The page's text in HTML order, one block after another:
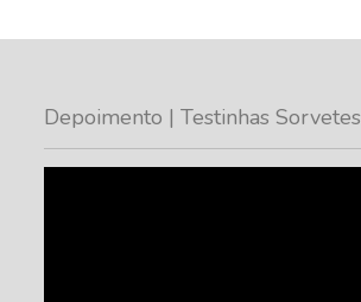
Depoimento | Testinhas Sorvetes